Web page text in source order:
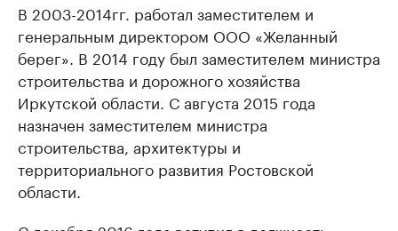
В 2003-2014гг. работал заместителем и
генеральным директором ООО «Желанный
берег». В 2014 году был заместителем министра
строительства и дорожного хозяйства
Иркутской области. С августа 2015 года
назначен заместителем министра
строительства, архитектуры и
территориального развития Ростовской
области.